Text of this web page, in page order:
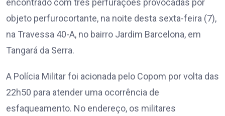
encontrado com três perfurações provocadas por
objeto perfurocortante, na noite desta sexta-feira (7),
na Travessa 40-A, no bairro Jardim Barcelona, em
Tangará da Serra.
A Polícia Militar foi acionada pelo Copom por volta das
22h50 para atender uma ocorrência de
esfaqueamento. No endereço, os militares